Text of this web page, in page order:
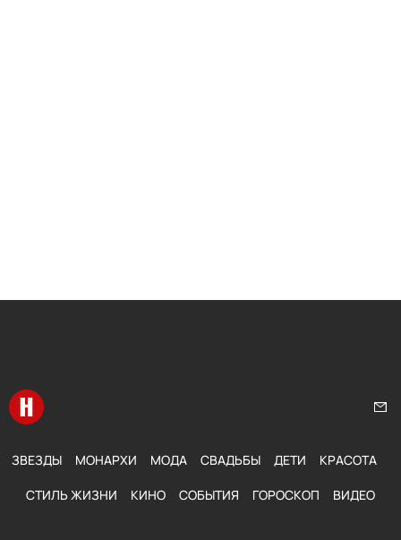
Перейти на главную
ЗВЕЗДЫ МОНАРХИ МОДА СВАДЬБЫ ДЕТИ КРАСОТА
СТИЛЬ ЖИЗНИ КИНО СОБЫТИЯ ГОРОСКОП ВИДЕО